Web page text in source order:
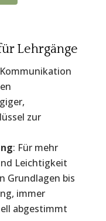
Lehrgänge
zur
: Für mehr
Leichtigkeit
Grundlagen bis
immer
abgestimmt